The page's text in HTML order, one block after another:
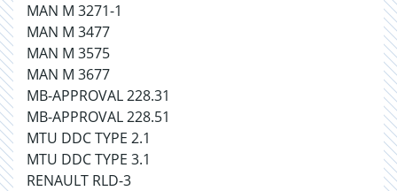
MAN M 3271-1
MAN M 3477
MAN M 3575
MAN M 3677
MB-APPROVAL 228.31
MB-APPROVAL 228.51
MTU DDC TYPE 2.1
MTU DDC TYPE 3.1
RENAULT RLD-3